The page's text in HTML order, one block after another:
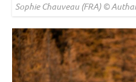
Sophie Chauveau (FRA) ©